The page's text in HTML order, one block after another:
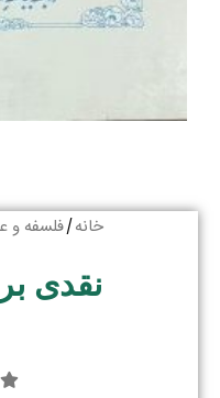
خانه/فلسفه و
نقدی